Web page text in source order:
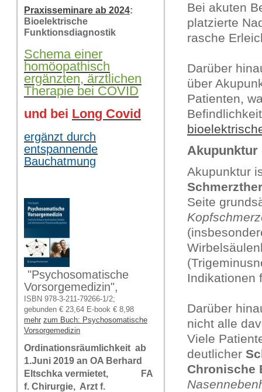
Praxisseminare ab 2024:
Bioelektrische
Funktionsdiagnostik
Schema einer
homöopathisch
ergänzten, ärztlichen
Therapie bei COVID
und bei Long Covid
ergänzt durch
entspannende
Bauchatmung
"Psychosomatische
Vorsorgemedizin",
ISBN 978-3-211-79266-1/2;
gebunden € 23,64 E-book € 8,98
mehr zum Buch: Psychosomatische
Vorsorgemedizin
Ordinationsräumlichkeit ab
1.Juni 2019 an OA Berhard
Eltschka vermietet, FA
f. Chirurgie, Arzt f.
Bei akuten
platzierte
rasche
Darüber
über
Patienten,
Akupunktur
Akupunktur
Seite
Indikationen
Darüber
nicht alle
Viele
deutlicher
Chronische